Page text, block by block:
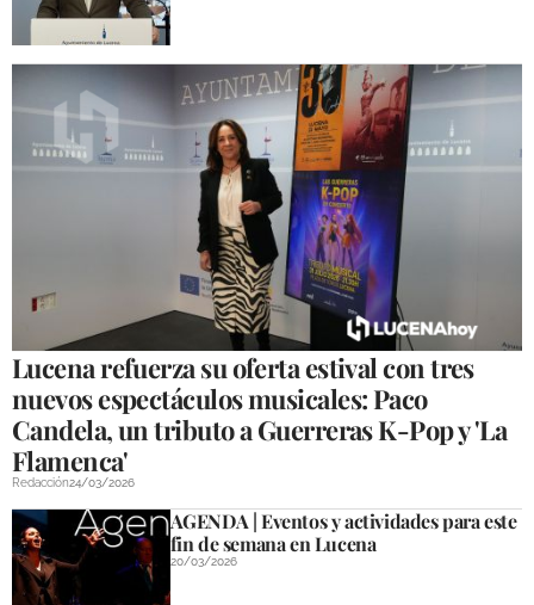
Lucena refuerza su oferta estival con tres
nuevos espectáculos musicales: Paco
Candela, un tributo a Guerreras K-Pop y 'La
Flamenca'
Redacción24/03/2026
AGENDA | Eventos y actividades para este
fin de semana en Lucena
20/03/2026